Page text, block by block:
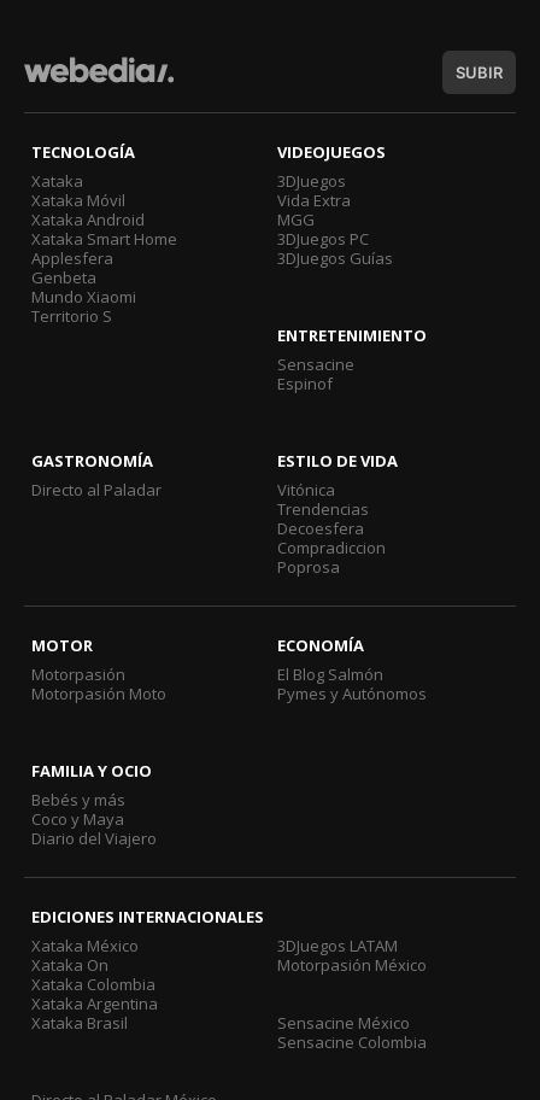
SUBIR
TECNOLOGÍA
Xataka
Xataka Móvil
Xataka Android
Xataka Smart Home
Applesfera
Genbeta
Mundo Xiaomi
Territorio S
VIDEOJUEGOS
3DJuegos
Vida Extra
MGG
3DJuegos PC
3DJuegos Guías
ENTRETENIMIENTO
Sensacine
Espinof
GASTRONOMÍA
Directo al Paladar
ESTILO DE VIDA
Vitónica
Trendencias
Decoesfera
Compradiccion
Poprosa
MOTOR
Motorpasión
Motorpasión Moto
ECONOMÍA
El Blog Salmón
Pymes y Autónomos
FAMILIA Y OCIO
Bebés y más
Coco y Maya
Diario del Viajero
EDICIONES INTERNACIONALES
Xataka México
Xataka On
Xataka Colombia
Xataka Argentina
Xataka Brasil
3DJuegos LATAM
Motorpasión México
Sensacine México
Sensacine Colombia